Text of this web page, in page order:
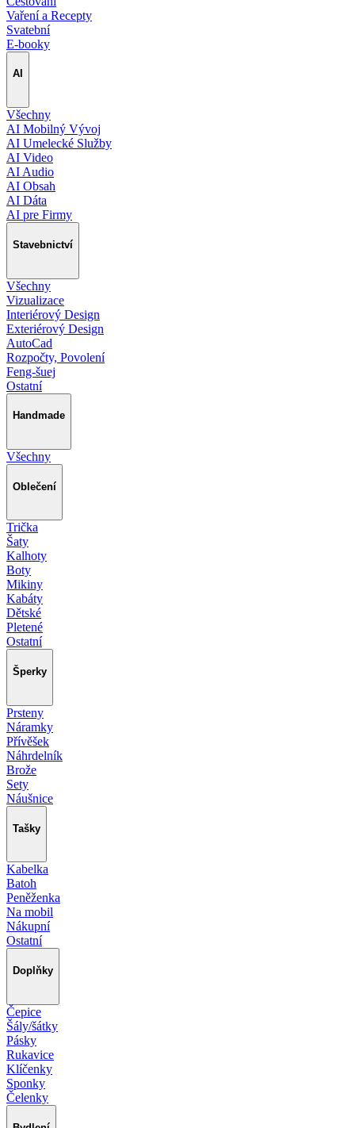
Vaření a Recepty
Svatební
E-booky
AI
Všechny
AI Mobilný Vývoj
AI Umelecké Služby
AI Video
AI Audio
AI Obsah
AI Dáta
AI pre Firmy
Stavebnictví
Všechny
Vizualizace
Interiérový Design
Exteriérový Design
AutoCad
Rozpočty, Povolení
Feng-šuej
Ostatní
Handmade
Všechny
Oblečení
Trička
Šaty
Kalhoty
Boty
Mikiny
Kabáty
Dětské
Pletené
Ostatní
Šperky
Prsteny
Náramky
Přívěšek
Náhrdelník
Brože
Sety
Náušnice
Tašky
Kabelka
Batoh
Peněženka
Na mobil
Nákupní
Ostatní
Doplňky
Čepice
Šály/šátky
Pásky
Rukavice
Klíčenky
Sponky
Čelenky